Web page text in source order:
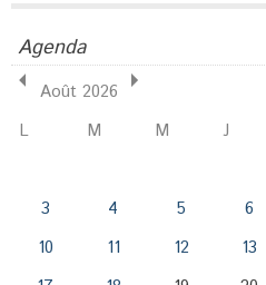
Agenda
Août 2026
L
M M J
3
4 5 6
10
11 12 13